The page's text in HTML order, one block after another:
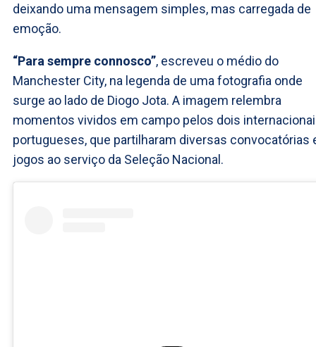
deixando uma mensagem simples, mas carregada de
emoção.
“Para sempre connosco”, escreveu o médio do
Manchester City, na legenda de uma fotografia onde
surge ao lado de Diogo Jota. A imagem relembra
momentos vividos em campo pelos dois
portugueses, que partilharam diversas convocatórias
jogos ao serviço da Seleção Nacional.